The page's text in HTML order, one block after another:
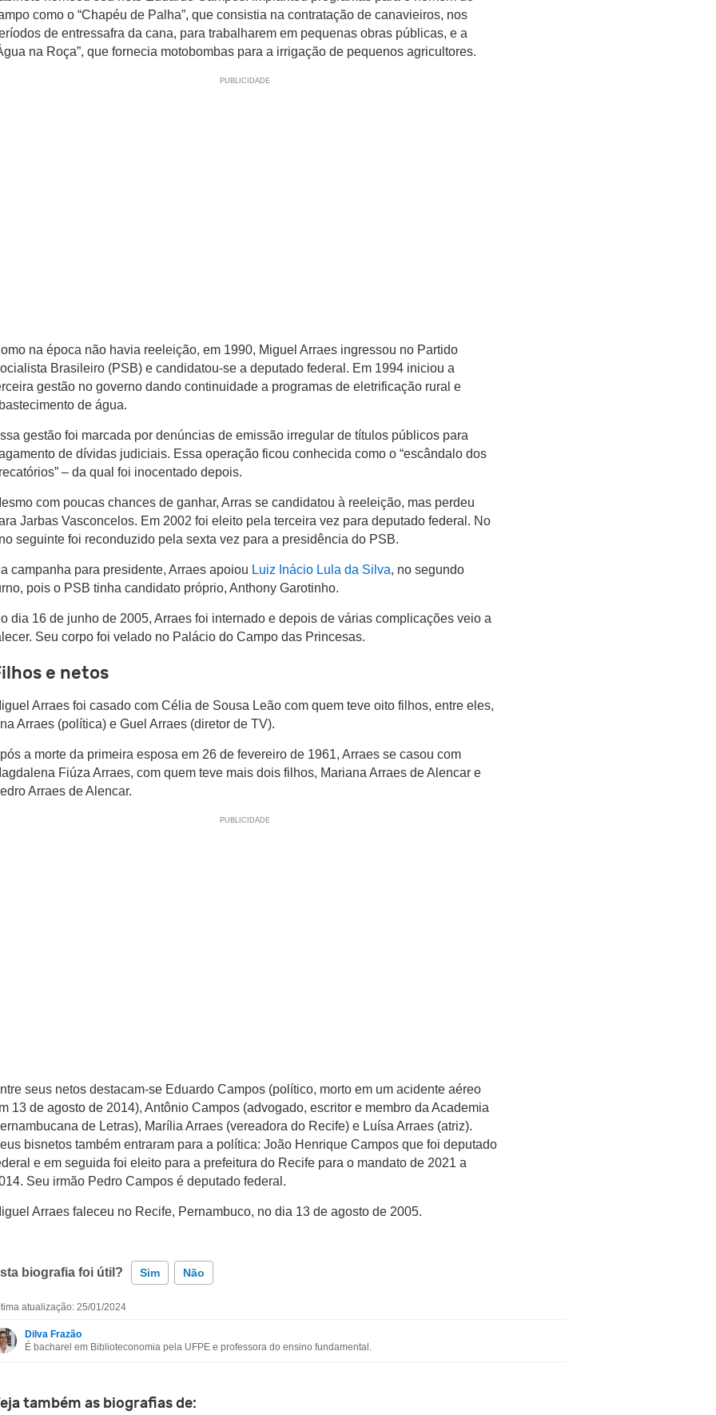
como o “Chapéu de Palha”, que consistia na contratação de canavieiros, nos
de entressafra da cana, para trabalharem em pequenas obras públicas, e a
na Roça”, que fornecia motobombas para a irrigação de pequenos agricultores.
na época não havia reeleição, em 1990, Miguel Arraes ingressou no Partido
Brasileiro (PSB) e candidatou-se a deputado federal. Em 1994 iniciou a
gestão no governo dando continuidade a programas de eletrificação rural e
de água.
gestão foi marcada por denúncias de emissão irregular de títulos públicos para
de dívidas judiciais. Essa operação ficou conhecida como o “escândalo dos
– da qual foi inocentado depois.
com poucas chances de ganhar, Arras se candidatou à reeleição, mas perdeu
Jarbas Vasconcelos. Em 2002 foi eleito pela terceira vez para deputado federal. No
seguinte foi reconduzido pela sexta vez para a presidência do PSB.
campanha para presidente, Arraes apoiou Luiz Inácio Lula da Silva, no segundo
pois o PSB tinha candidato próprio, Anthony Garotinho.
dia 16 de junho de 2005, Arraes foi internado e depois de várias complicações veio a
Seu corpo foi velado no Palácio do Campo das Princesas.
e netos
Arraes foi casado com Célia de Sousa Leão com quem teve oito filhos, entre eles,
Arraes (política) e Guel Arraes (diretor de TV).
a morte da primeira esposa em 26 de fevereiro de 1961, Arraes se casou com
Fiúza Arraes, com quem teve mais dois filhos, Mariana Arraes de Alencar e
Arraes de Alencar.
seus netos destacam-se Eduardo Campos (político, morto em um acidente aéreo
13 de agosto de 2014), Antônio Campos (advogado, escritor e membro da Academia
de Letras), Marília Arraes (vereadora do Recife) e Luísa Arraes (atriz).
bisnetos também entraram para a política: João Henrique Campos que foi deputado
e em seguida foi eleito para a prefeitura do Recife para o mandato de 2021 a
Seu irmão Pedro Campos é deputado federal.
Arraes faleceu no Recife, Pernambuco, no dia 13 de agosto de 2005.
biografia foi útil? Sim Não
Esta biografia não tem a informação que procuro
atualização: 25/01/2024
Dilva Frazão
É bacharel em Biblioteconomia pela UFPE e professora do ensino fundamental.
também as biografias de: